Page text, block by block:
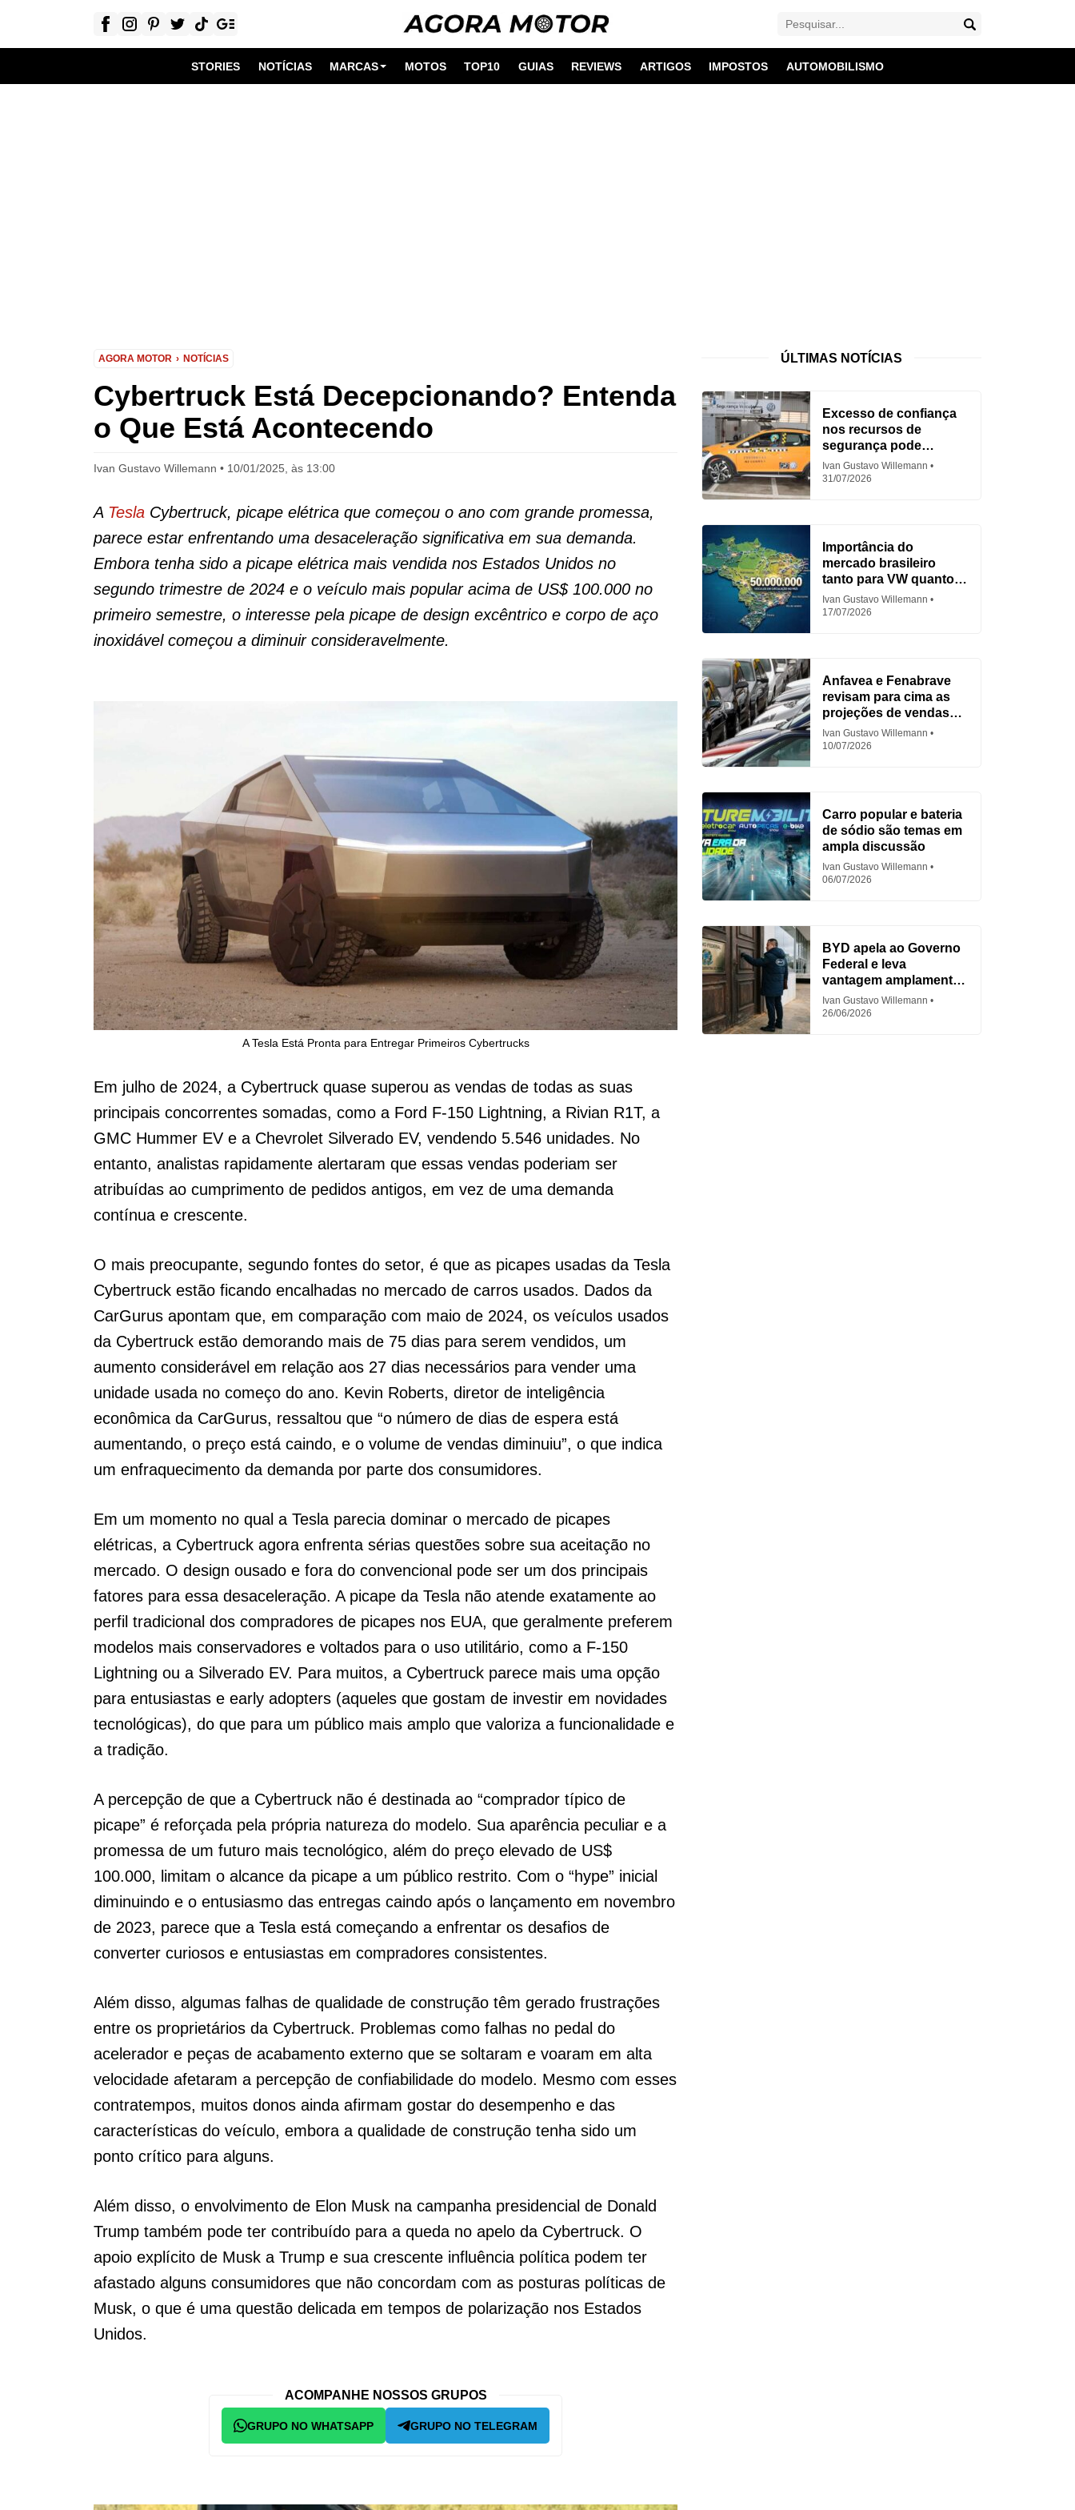
STORIES NOTÍCIAS MARCAS MOTOS TOP10 GUIAS REVIEWS ARTIGOS IMPOSTOS AUTOMOBILISMO
AGORA MOTOR NOTÍCIAS
Cybertruck Está Decepcionando? Entenda
o Que Está Acontecendo
Ivan Gustavo Willemann 10/01/2025, às 13:00
A Tesla Cybertruck, picape elétrica que começou o ano com grande promessa,
parece estar enfrentando uma desaceleração significativa em sua demanda.
Embora tenha sido a picape elétrica mais vendida nos Estados Unidos no
segundo trimestre de 2024 e o veículo mais popular acima de US$ 100.000 no
primeiro semestre, o interesse pela picape de design excêntrico e corpo de aço
inoxidável começou a diminuir consideravelmente.
A Tesla Está Pronta para Entregar Primeiros Cybertrucks
Em julho de 2024, a Cybertruck quase superou as vendas de todas as suas
principais concorrentes somadas, como a Ford F-150 Lightning, a Rivian R1T, a
GMC Hummer EV e a Chevrolet Silverado EV, vendendo 5.546 unidades. No
entanto, analistas rapidamente alertaram que essas vendas poderiam ser
atribuídas ao cumprimento de pedidos antigos, em vez de uma demanda
contínua e crescente.
O mais preocupante, segundo fontes do setor, é que as picapes usadas da Tesla
Cybertruck estão ficando encalhadas no mercado de carros usados. Dados da
CarGurus apontam que, em comparação com maio de 2024, os veículos usados
da Cybertruck estão demorando mais de 75 dias para serem vendidos, um
aumento considerável em relação aos 27 dias necessários para vender uma
unidade usada no começo do ano. Kevin Roberts, diretor de inteligência
econômica da CarGurus, ressaltou que “o número de dias de espera está
aumentando, o preço está caindo, e o volume de vendas diminuiu”, o que indica
um enfraquecimento da demanda por parte dos consumidores.
Em um momento no qual a Tesla parecia dominar o mercado de picapes
elétricas, a Cybertruck agora enfrenta sérias questões sobre sua aceitação no
mercado. O design ousado e fora do convencional pode ser um dos principais
fatores para essa desaceleração. A picape da Tesla não atende exatamente ao
perfil tradicional dos compradores de picapes nos EUA, que geralmente preferem
modelos mais conservadores e voltados para o uso utilitário, como a F-150
Lightning ou a Silverado EV. Para muitos, a Cybertruck parece mais uma opção
para entusiastas e early adopters (aqueles que gostam de investir em novidades
tecnológicas), do que para um público mais amplo que valoriza a funcionalidade e
a tradição.
A percepção de que a Cybertruck não é destinada ao “comprador típico de
picape” é reforçada pela própria natureza do modelo. Sua aparência peculiar e a
promessa de um futuro mais tecnológico, além do preço elevado de US$
100.000, limitam o alcance da picape a um público restrito. Com o “hype” inicial
diminuindo e o entusiasmo das entregas caindo após o lançamento em novembro
de 2023, parece que a Tesla está começando a enfrentar os desafios de
converter curiosos e entusiastas em compradores consistentes.
Além disso, algumas falhas de qualidade de construção têm gerado frustrações
entre os proprietários da Cybertruck. Problemas como falhas no pedal do
acelerador e peças de acabamento externo que se soltaram e voaram em alta
velocidade afetaram a percepção de confiabilidade do modelo. Mesmo com esses
contratempos, muitos donos ainda afirmam gostar do desempenho e das
características do veículo, embora a qualidade de construção tenha sido um
ponto crítico para alguns.
Além disso, o envolvimento de Elon Musk na campanha presidencial de Donald
Trump também pode ter contribuído para a queda no apelo da Cybertruck. O
apoio explícito de Musk a Trump e sua crescente influência política podem ter
afastado alguns consumidores que não concordam com as posturas políticas de
Musk, o que é uma questão delicada em tempos de polarização nos Estados
Unidos.
ACOMPANHE NOSSOS GRUPOS
GRUPO NO WHATSAPP GRUPO NO TELEGRAM
ÚLTIMAS NOTÍCIAS
Excesso de confiança
nos recursos de
segurança pode
aumentar acidentes
Ivan Gustavo Willemann
31/07/2026
Importância do
mercado brasileiro
tanto para VW quanto
para Fiat
Ivan Gustavo Willemann
17/07/2026
Anfavea e Fenabrave
revisam para cima as
projeções de vendas
em 2026
Ivan Gustavo Willemann
10/07/2026
Carro popular e bateria
de sódio são temas em
ampla discussão
Ivan Gustavo Willemann
06/07/2026
BYD apela ao Governo
Federal e leva
vantagem amplamente
criticada
Ivan Gustavo Willemann
26/06/2026